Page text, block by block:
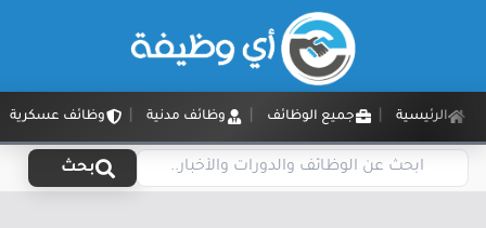
الرئيسية جميع الوظائف وظائف مدنية وظائف عسكرية
بحث